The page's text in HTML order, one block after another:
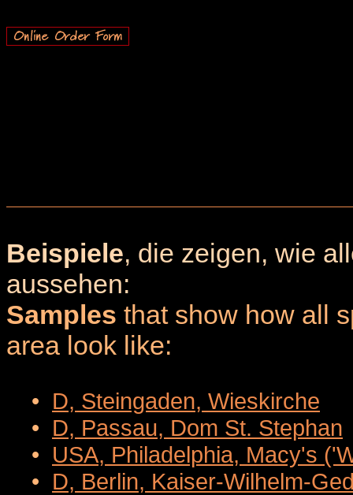
Beispiele, die zeigen, wie
aussehen:
Samples that show how all
area look like:
• D, Steingaden, Wieskirche
• D, Passau, Dom St. Stephan
• USA, Philadelphia, Macy's
• D, Berlin, Kaiser-Wilhelm-